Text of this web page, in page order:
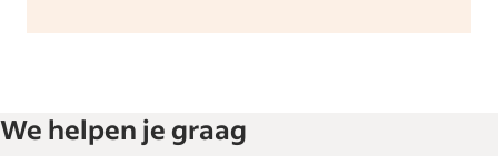
We helpen je graag